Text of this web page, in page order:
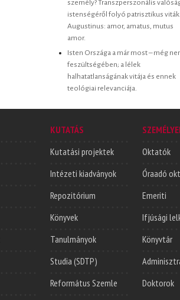
személy? Transzperszonális
istenségéről folyó patrisztikus viták.
Augustinus: amor, amatus, mutus
amor.
Isten Országa a már most – még
feszültségében; a lélek
halhatatlanságának vitája és ennek
teológiai relevanciája.
KUTATÁS
Kutatási projektek
Intézeti kiadványok
Repozitórium
Könyvek
Tanulmányok
Studia (SDTP)
Református Szemle
Oktatók
Óraadó
Emeriti
Ifjúsági
Könyvtár
Doktorok